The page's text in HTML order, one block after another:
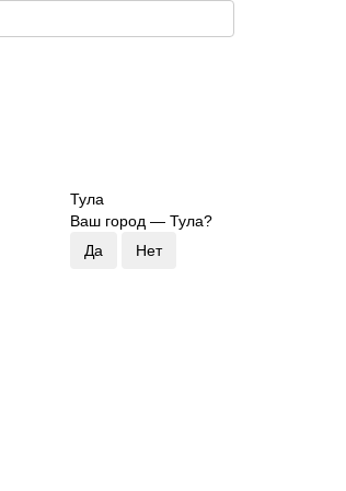
Тула
Ваш город — Тула?